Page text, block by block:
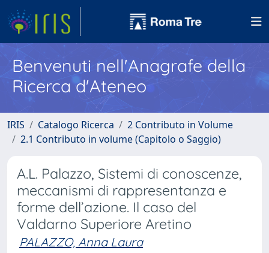
Benvenuti nell'Anagrafe della
Ricerca d'Ateneo
IRIS Catalogo Ricerca
2 Contributo in Volume
2.1 Contributo in volume (Capitolo o Saggio)
A.L. Palazzo, Sistemi di conoscenze,
meccanismi di rappresentanza e
forme dell’azione. Il caso del
Valdarno Superiore Aretino
PALAZZO, Anna Laura